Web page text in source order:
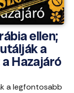
ellen;
a
Hazajáró
a legfontosabb